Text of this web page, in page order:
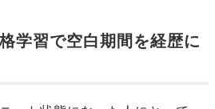
学習で空白期間を経歴に